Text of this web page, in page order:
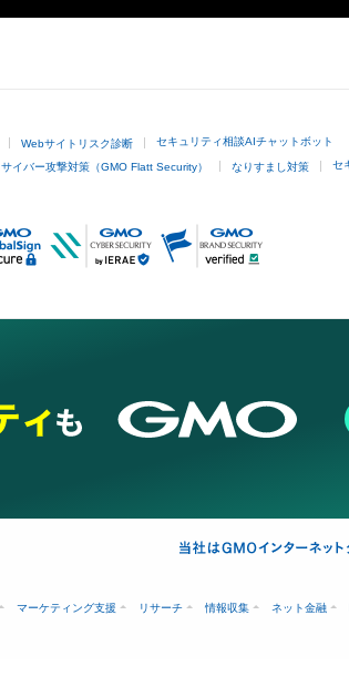
Webサイトリスク診断 セキュリティ相談AIチャットボット
サイバー攻撃対策（GMO Flatt Security） なりすまし対策 セ
マーケティング支援 リサーチ 情報収集 ネット金融